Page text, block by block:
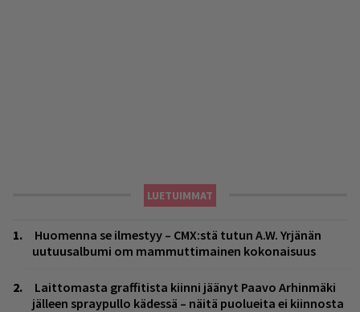
LUETUIMMAT
Huomenna se ilmestyy – CMX:stä tutun A.W. Yrjänän
uutuusalbumi om mammuttimainen kokonaisuus
Laittomasta graffitista kiinni jäänyt Paavo Arhinmäki
jälleen spraypullo kädessä – näitä puolueita ei kiinnosta